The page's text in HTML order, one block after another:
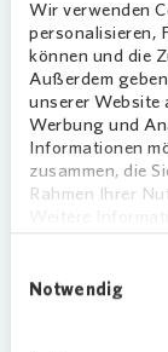
Wir verwenden
personalisieren,
können und die
Außerdem
unserer Website
Werbung und
Informationen
zusammen, die
Rahmen Ihrer
Notwendig
ImVonovia
zwischen
konnten
eine